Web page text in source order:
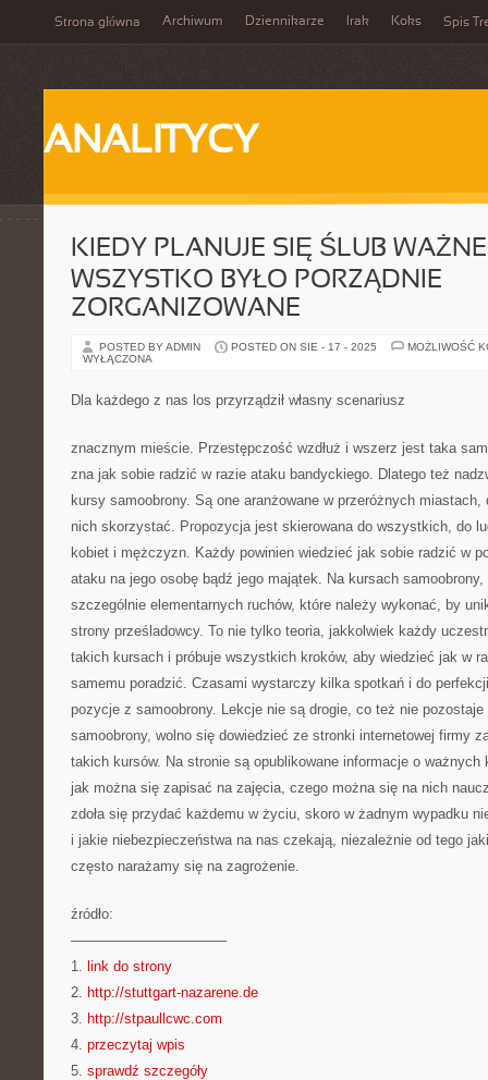
Strona główna Archiwum Dziennikarze Irak Koks Spis
ANALITYCY
KIEDY PLANUJE SIĘ ŚLUB WAŻNE
WSZYSTKO BYŁO PORZĄDNIE
ZORGANIZOWANE
POSTED BY ADMIN POSTED ON SIE - 17 - 2025
MOŻLIWOŚĆ
WYŁĄCZONA
Dla każdego z nas los przyrządził własny scenariusz
znacznym mieście. Przestępczość wzdłuż i wszerz jest taka
zna jak sobie radzić w razie ataku bandyckiego. Dlatego też
kursy samoobrony. Są one aranżowane w przeróżnych
nich skorzystać. Propozycja jest skierowana do wszystkich, do
kobiet i mężczyzn. Każdy powinien wiedzieć jak sobie radzić w
ataku na jego osobę bądź jego majątek. Na kursach
szczególnie elementarnych ruchów, które należy wykonać, by
strony prześladowcy. To nie tylko teoria, jakkolwiek każdy
takich kursach i próbuje wszystkich kroków, aby wiedzieć jak w
samemu poradzić. Czasami wystarczy kilka spotkań i do
pozycje z samoobrony. Lekcje nie są drogie, co też nie
samoobrony, wolno się dowiedzieć ze stronki internetowej firmy
takich kursów. Na stronie są opublikowane informacje o
jak można się zapisać na zajęcia, czego można się na nich
zdoła się przydać każdemu w życiu, skoro w żadnym wypadku
i jakie niebezpieczeństwa na nas czekają, niezależnie od tego
często narażamy się na zagrożenie.
źródło:
———————————
1. link do strony
2. http://stuttgart-nazarene.de
3. http://stpaullcwc.com
4. przeczytaj wpis
5. sprawdź szczegóły